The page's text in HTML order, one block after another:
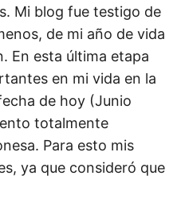
Mi blog fue testigo de
de mi año de vida
En esta última etapa
en mi vida en la
de hoy (Junio
totalmente
Para esto mis
ya que consideró que